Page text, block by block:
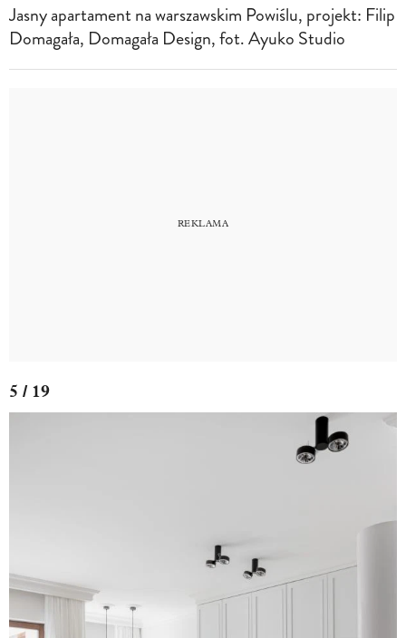
Jasny apartament na warszawskim Powiślu, projekt: Filip
Domagała, Domagała Design, fot. Ayuko Studio
5 / 19